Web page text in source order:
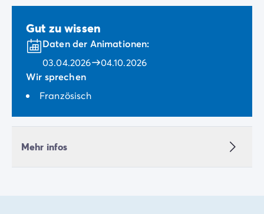
Gut zu wissen
Daten der Animationen:
03.04.2026
04.10.2026
Wir sprechen
Französisch
Mehr infos